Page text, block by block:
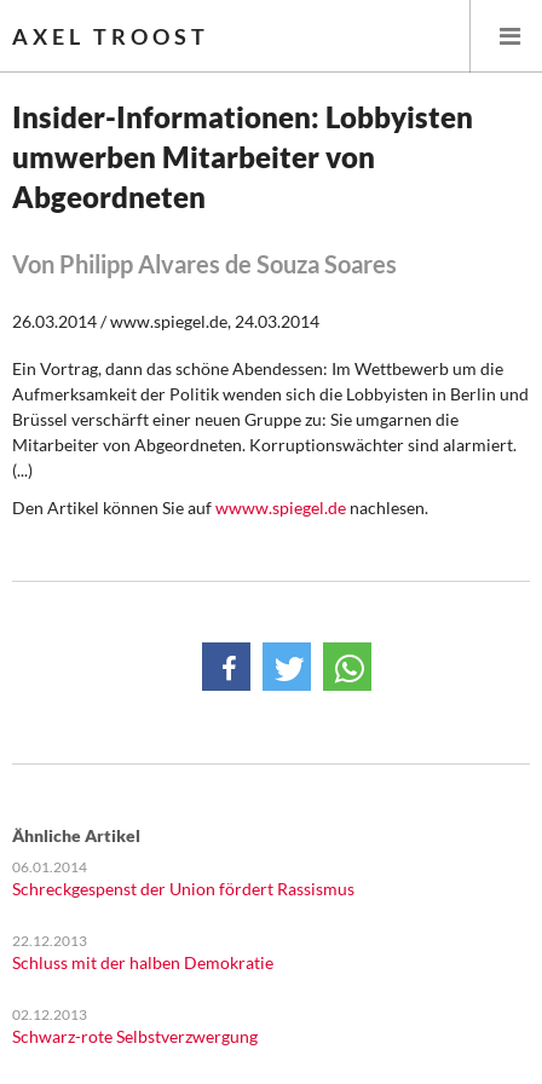
AXEL TROOST
Startseite
Themen
Leitlinien linker Wirtschafts- und Finanzpolitik
Wirtschaftspolitik
Steuer- und Finanzpolitik
Öffentliche Infrastruktur und Daseinsvorsorge
Eurokrise und Griechenland
Über mich
Insider-Informationen: Lobbyisten
umwerben Mitarbeiter von
Abgeordneten
Von Philipp Alvares de Souza Soares
26.03.2014 / www.spiegel.de, 24.03.2014
Ein Vortrag, dann das schöne Abendessen: Im Wettbewerb um die
Aufmerksamkeit der Politik wenden sich die Lobbyisten in Berlin und
Brüssel verschärft einer neuen Gruppe zu: Sie umgarnen die
Mitarbeiter von Abgeordneten. Korruptionswächter sind alarmiert.
(...)
Den Artikel können Sie aufwwww.spiegel.de nachlesen.
Ähnliche Artikel
06.01.2014
Schreckgespenst der Union fördert Rassismus
22.12.2013
Schluss mit der halben Demokratie
02.12.2013
Schwarz-rote Selbstverzwergung